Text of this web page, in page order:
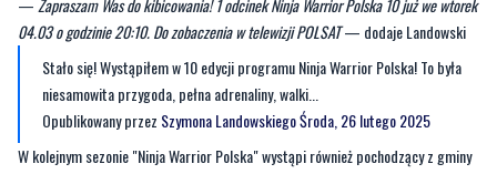
niesamowita przygoda, pełna adrenaliny, walki...
Opublikowany przezSzymona Landowskiego Środa, 26 lutego 2025
W kolejnym sezonie "Ninja Warrior Polska" wystąpi również pochodzący z gminy
LuzinoJan Tatarowicz, pierwszy polski zdobywcalegendarnej Góry
Midoriyama.Do tej pory ”Tatar” wystąpił już siedmiu edycjach formatu,
zdobywając uznanie jako jeden z najlepszych uczestników. W 7. edycji doszedł